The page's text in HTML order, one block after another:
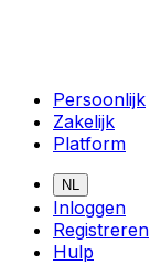
Persoonlijk
Zakelijk
Platform
NL
Inloggen
Registreren
Hulp